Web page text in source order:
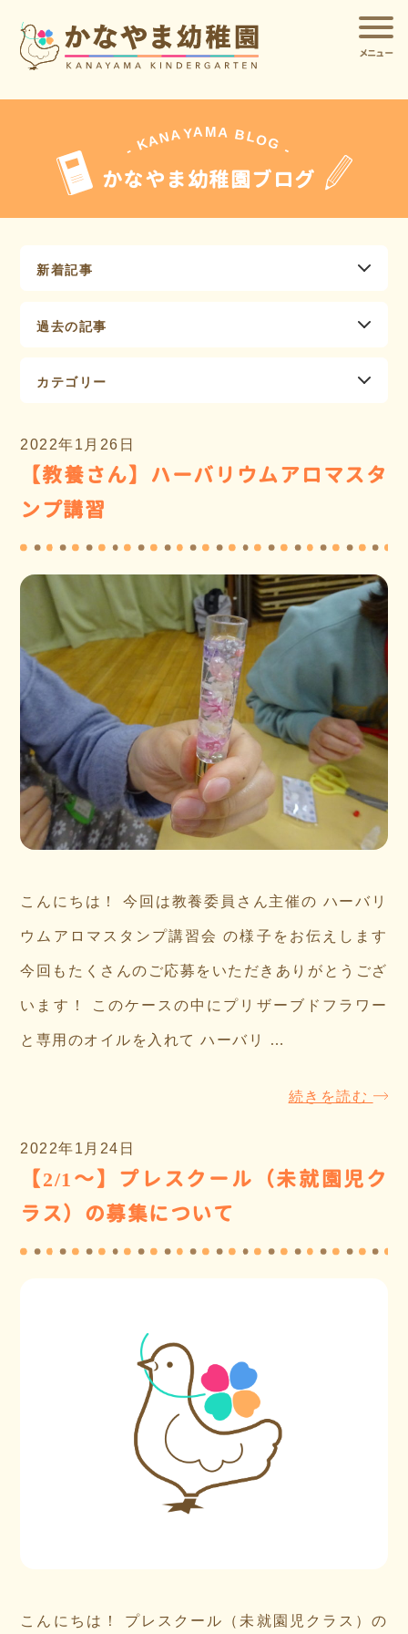
メニュー
- KANAYA MA BLOG -
かなやま幼稚園ブログ
新着記事
過去の記事
カテゴリー
2022年1月26日
【教養さん】ハーバリウムアロマスタ
ンプ講習
こんにちは！ 今回は教養委員さん主催の ハーバリ
ウムアロマスタンプ講習会 の様子をお伝えします
今回もたくさんのご応募をいただきありがとうござ
います！ このケースの中にプリザーブドフラワー
と専用のオイルを入れて ハーバリ …
続きを読む
2022年1月24日
【2/1～】プレスクール（未就園児ク
ラス）の募集について
こんにちは！ プレスクール（未就園児クラス）の